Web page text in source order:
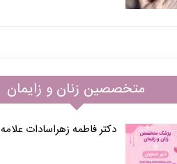
متخصصین زنان و زایمان
دکتر فاطمه زهراسادات علامه